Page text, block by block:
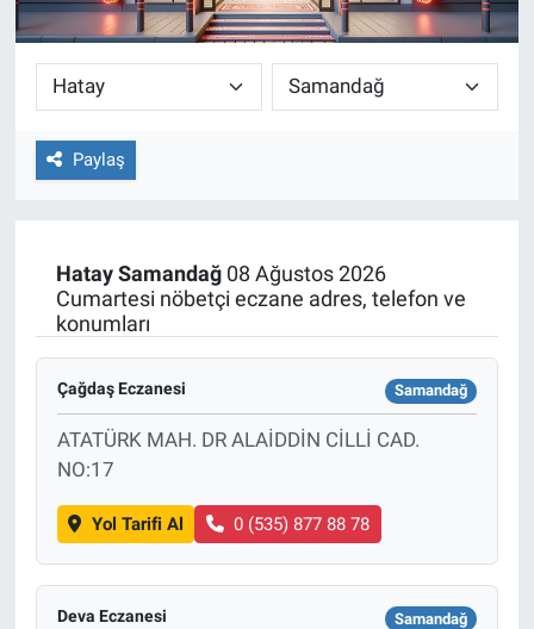
Paylaş
Hatay Samandağ08 Ağustos 2026
Cumartesi nöbetçi eczane adres, telefon ve
konumları
Çağdaş Eczanesi Samandağ
ATATÜRK MAH. DR ALAİDDİN CİLLİ CAD.
NO:17
Yol Tarifi Al 0 (535) 877 88 78
Deva Eczanesi Samandağ